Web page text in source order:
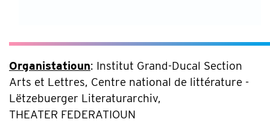
Organistatioun: Institut Grand-Ducal Section
Arts et Lettres, Centre national de littérature -
Lëtzebuerger Literaturarchiv,
THEATER FEDERATIOUN